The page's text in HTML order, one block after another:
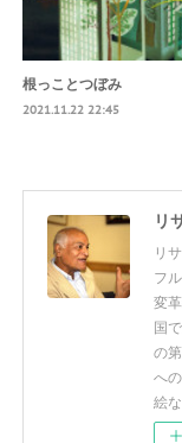
根っことつぼみ
2021.11.22 22:45
リ
リ
フ
変
国
の
へ
絵